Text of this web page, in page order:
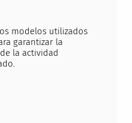
modelos utilizados
garantizar la
la actividad